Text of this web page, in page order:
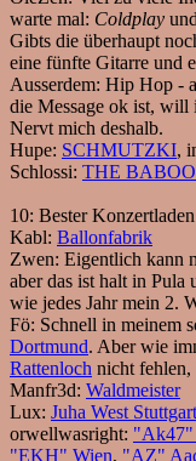
warte mal: Coldplay
Gibts die überhaupt
eine fünfte Gitarre und
Ausserdem: Hip Hop -
die Message ok ist, will
Nervt mich deshalb.
Hupe: SCHMUTZKI,
Schlossi: THE
10: Bester Konzertladen
Kabl: Ballonfabrik
Zwen: Eigentlich kann
aber das ist halt in Pula
wie jedes Jahr mein 2.
Fö: Schnell in meinem
Dortmund. Aber wie
Rattenloch nicht fehlen,
Manfr3d: Waldmeister
Lux: Juha West Stuttgart
orwellwasright: "Ak47"
"EKH" Wien, "AZ"